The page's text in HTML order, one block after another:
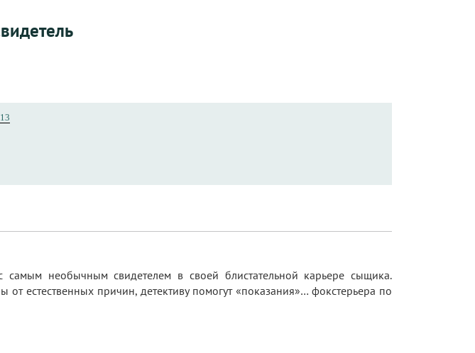
самым необычным свидетелем в своей блистательной карьере сыщика.
естественных причин, детективу помогут «показания»… фокстерьера по